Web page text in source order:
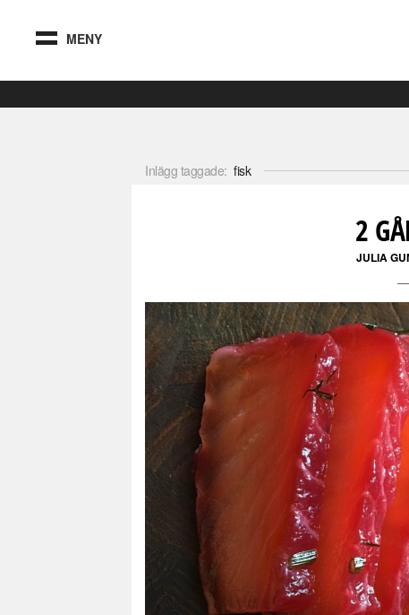
MENY
Inlägg taggade: fisk
2
JULIA